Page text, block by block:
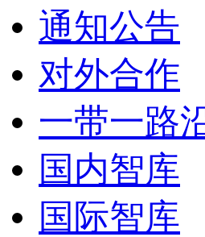
通知公告
对外合作
一带一路
国内智库
国际智库